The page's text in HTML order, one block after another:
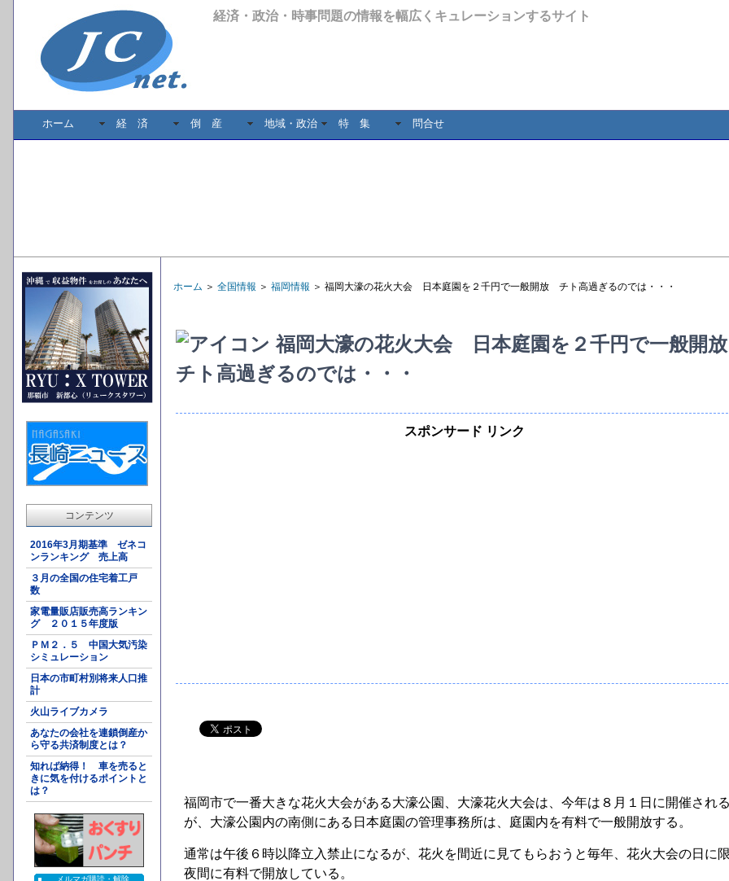
経済・政治・時事問題の情報を幅広くキュレーションするサイト
ホーム 経 済 倒 産 地域・政治 特 集 問合せ
コンテンツ
2016年3月期基準 ゼネコ
ンランキング 売上高
３月の全国の住宅着工戸
数
家電量販店販売高ランキン
グ ２０１５年度版
ＰＭ２．５ 中国大気汚染
シミュレーション
日本の市町村別将来人口推
計
火山ライブカメラ
あなたの会社を連鎖倒産か
ら守る共済制度とは？
知れば納得！ 車を売ると
きに気を付けるポイントと
は？
メルマガ購読・解除
ホーム ＞ 全国情報 ＞ 福岡情報 ＞ 福岡大濠の花火大会 日本庭園を２千円で一般開放 チト高過ぎるのでは・・・
福岡大濠の花火大会 日本庭園を２千円で一般開
チト高過ぎるのでは・・・
スポンサード リンク
福岡市で一番大きな花火大会がある大濠公園、大濠花火大会は、今年は８月１日に開催される
が、大濠公園内の南側にある日本庭園の管理事務所は、庭園内を有料で一般開放する。
通常は午後６時以降立入禁止になるが、花火を間近に見てもらおうと毎年、花火大会の日に
夜間に有料で開放している。